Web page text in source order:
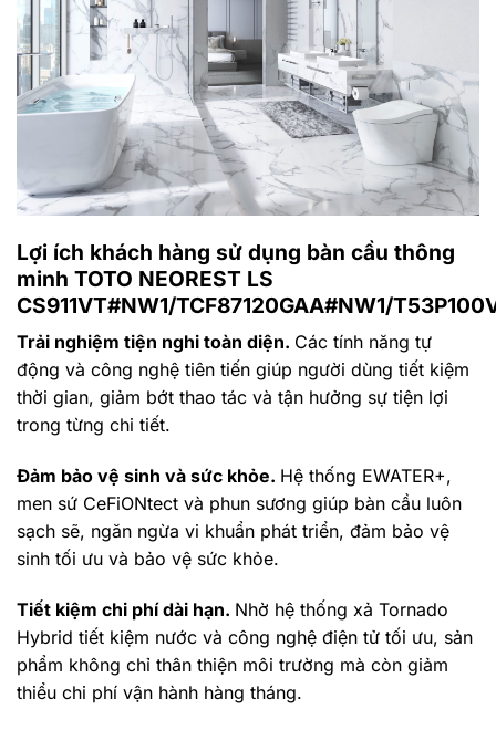
Lợi ích khách hàng sử dụng bàn cầu thông
minh TOTO NEOREST LS
CS911VT#NW1/TCF87120GAA#NW1/
Trải nghiệm tiện nghi toàn diện. Các tính năng tự
động và công nghệ tiên tiến giúp người dùng tiết kiệm
thời gian, giảm bớt thao tác và tận hưởng sự tiện lợi
trong từng chi tiết.
Đảm bảo vệ sinh và sức khỏe. Hệ thống EWATER+,
men sứ CeFiONtect và phun sương giúp bàn cầu luôn
sạch sẽ, ngăn ngừa vi khuẩn phát triển, đảm bảo vệ
sinh tối ưu và bảo vệ sức khỏe.
Tiết kiệm chi phí dài hạn. Nhờ hệ thống xả Tornado
Hybrid tiết kiệm nước và công nghệ điện tử tối ưu, sản
phẩm không chỉ thân thiện môi trường mà còn giảm
thiểu chi phí vận hành hàng tháng.